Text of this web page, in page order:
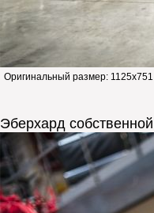
Оригинальный размер:
Эберхард